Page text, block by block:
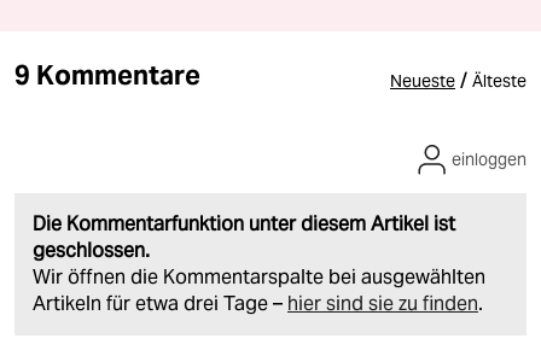
9 Kommentare Neueste / Älteste
Die Kommentarfunktion unter diesem Artikel ist
geschlossen.
Wir öffnen die Kommentarspalte bei ausgewählten
Artikeln für etwa drei Tage – hier sind sie zu finden.
einloggen